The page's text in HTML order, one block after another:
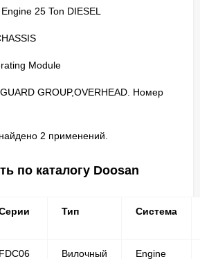
Engine 25 Ton DIESEL
Module
GUARD GROUP,OVERHEAD. Номер
найдено 2 применений.
по каталогу Doosan
Тип Система
FDC06
Вилочный
Engine